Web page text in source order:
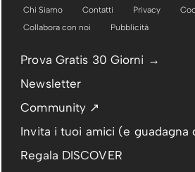
Chi Siamo Contatti Privacy
Collabora con noi
Pubblicità
Prova Gratis 30 Giorni →
Newsletter
Community ↗
Invita i tuoi amici (e guadagna
Regala DISCOVER